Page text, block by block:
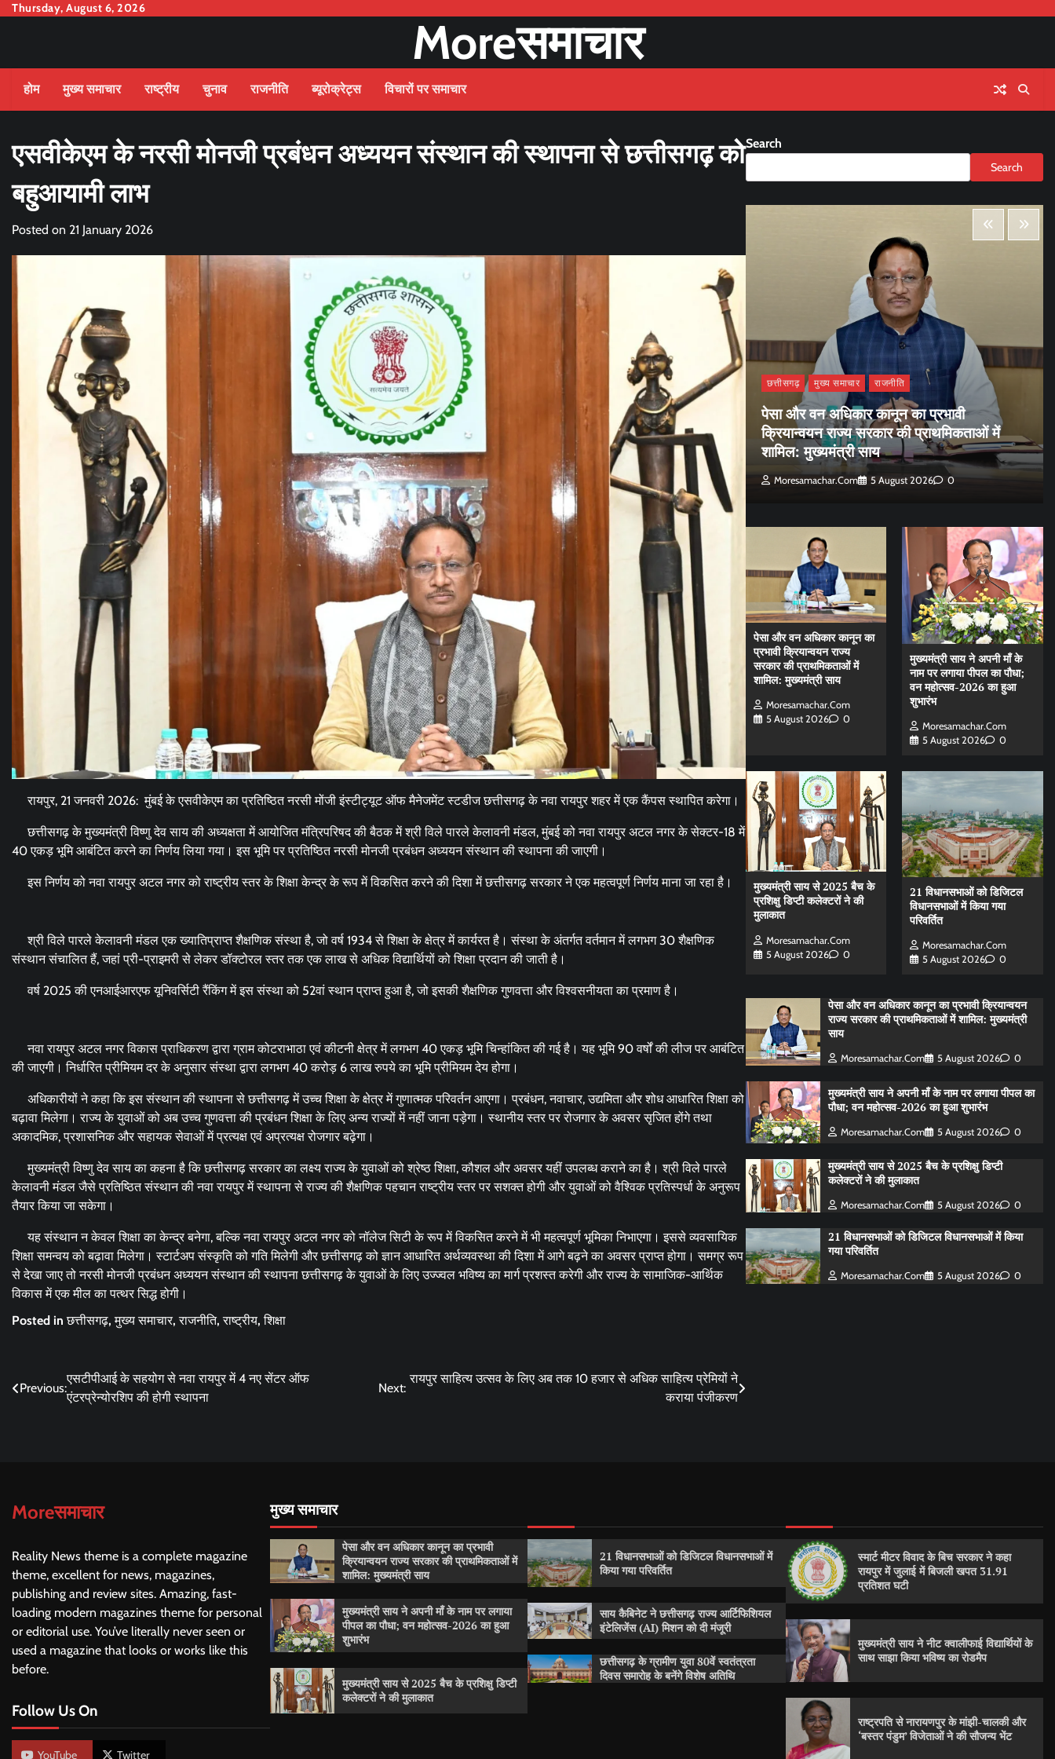
SkipThursday, August 6, 2026
Moreसमाचार
होम मुख्य समाचार राष्ट्रीय चुनाव राजनीति ब्यूरोक्रेट्स विचारों पर समाचार
एसवीकेएम के नरसी मोनजी प्रबंधन अध्ययन संस्थान की स्थापना से छत्तीसगढ़ को
बहुआयामी लाभ
Posted on 21 January 2026
रायपुर, 21 जनवरी 2026: मुंबई के एसवीकेएम का प्रतिष्ठित नरसी मोंजी इंस्टीट्यूट ऑफ मैनेजमेंट स्टडीज छत्तीसगढ़ के नवा रायपुर शहर में एक कैंपस स्थापित करेगा।
छत्तीसगढ़ के मुख्यमंत्री विष्णु देव साय की अध्यक्षता में आयोजित मंत्रिपरिषद की बैठक में श्री विले पारले केलावनी मंडल, मुंबई को नवा रायपुर अटल नगर के सेक्टर-18 में
40 एकड़ भूमि आबंटित करने का निर्णय लिया गया। इस भूमि पर प्रतिष्ठित नरसी मोनजी प्रबंधन अध्ययन संस्थान की स्थापना की जाएगी।
इस निर्णय को नवा रायपुर अटल नगर को राष्ट्रीय स्तर के शिक्षा केन्द्र के रूप में विकसित करने की दिशा में छत्तीसगढ़ सरकार ने एक महत्वपूर्ण निर्णय माना जा रहा है।
श्री विले पारले केलावनी मंडल एक ख्यातिप्राप्त शैक्षणिक संस्था है, जो वर्ष 1934 से शिक्षा के क्षेत्र में कार्यरत है। संस्था के अंतर्गत वर्तमान में लगभग 30 शैक्षणिक
संस्थान संचालित हैं, जहां प्री-प्राइमरी से लेकर डॉक्टोरल स्तर तक एक लाख से अधिक विद्यार्थियों को शिक्षा प्रदान की जाती है।
वर्ष 2025 की एनआईआरएफ यूनिवर्सिटी रैंकिंग में इस संस्था को 52वां स्थान प्राप्त हुआ है, जो इसकी शैक्षणिक गुणवत्ता और विश्वसनीयता का प्रमाण है।
नवा रायपुर अटल नगर विकास प्राधिकरण द्वारा ग्राम कोटराभाठा एवं कीटनी क्षेत्र में लगभग 40 एकड़ भूमि चिन्हांकित की गई है। यह भूमि 90 वर्षों की लीज पर आबंटित
की जाएगी। निर्धारित प्रीमियम दर के अनुसार संस्था द्वारा लगभग 40 करोड़ 6 लाख रुपये का भूमि प्रीमियम देय होगा।
अधिकारीयों ने कहा कि इस संस्थान की स्थापना से छत्तीसगढ़ में उच्च शिक्षा के क्षेत्र में गुणात्मक परिवर्तन आएगा। प्रबंधन, नवाचार, उद्यमिता और शोध आधारित शिक्षा को
बढ़ावा मिलेगा। राज्य के युवाओं को अब उच्च गुणवत्ता की प्रबंधन शिक्षा के लिए अन्य राज्यों में नहीं जाना पड़ेगा। स्थानीय स्तर पर रोजगार के अवसर सृजित होंगे तथा
अकादमिक, प्रशासनिक और सहायक सेवाओं में प्रत्यक्ष एवं अप्रत्यक्ष रोजगार बढ़ेगा।
मुख्यमंत्री विष्णु देव साय का कहना है कि छत्तीसगढ़ सरकार का लक्ष्य राज्य के युवाओं को श्रेष्ठ शिक्षा, कौशल और अवसर यहीं उपलब्ध कराने का है। श्री विले पारले
केलावनी मंडल जैसे प्रतिष्ठित संस्थान की नवा रायपुर में स्थापना से राज्य की शैक्षणिक पहचान राष्ट्रीय स्तर पर सशक्त होगी और युवाओं को वैश्विक प्रतिस्पर्धा के अनुरूप
तैयार किया जा सकेगा।
यह संस्थान न केवल शिक्षा का केन्द्र बनेगा, बल्कि नवा रायपुर अटल नगर को नॉलेज सिटी के रूप में विकसित करने में भी महत्वपूर्ण भूमिका निभाएगा। इससे व्यवसायिक
शिक्षा समन्वय को बढ़ावा मिलेगा। स्टार्टअप संस्कृति को गति मिलेगी और छत्तीसगढ़ को ज्ञान आधारित अर्थव्यवस्था की दिशा में आगे बढ़ने का अवसर प्राप्त होगा। समग्र रूप
से देखा जाए तो नरसी मोनजी प्रबंधन अध्ययन संस्थान की स्थापना छत्तीसगढ़ के युवाओं के लिए उज्ज्वल भविष्य का मार्ग प्रशस्त करेगी और राज्य के सामाजिक-आर्थिक
विकास में एक मील का पत्थर सिद्ध होगी।
Posted inछत्तीसगढ़,मुख्य समाचार,राजनीति,राष्ट्रीय,शिक्षा
Post
navigation
Previous:
एसटीपीआई के सहयोग से नवा रायपुर में 4 नए सेंटर ऑफ
एंटरप्रेन्योरशिप की होगी स्थापना
Next:
रायपुर साहित्य उत्सव के लिए अब तक 10 हजार से अधिक साहित्य प्रेमियों ने
कराया पंजीकरण
Search
Search
छत्तीसगढ़
राजनीति
वित्त और व्यापार
साय कैबिनेट ने छत्तीसगढ़ राज्य आर्टिफिशियल
इंटेलिजेंस (AI) मिशन को दी मंजूरी
Moresamachar.com 5 August 2026 0
छत्तीसगढ़ मुख्य समाचार राजनीति
पेसा और वन अधिकार कानून का प्रभावी
क्रियान्वयन राज्य सरकार की प्राथमिकताओं में
शामिल: मुख्यमंत्री साय
Moresamachar.com 5 August 2026 0
पेसा और वन अधिकार कानून का
प्रभावी क्रियान्वयन राज्य
सरकार की प्राथमिकताओं में
शामिल: मुख्यमंत्री साय
Moresamachar.com
5 August 2026
0
मुख्यमंत्री साय ने अपनी माँ के
नाम पर लगाया पीपल का पौधा;
वन महोत्सव-2026 का हुआ
शुभारंभ
Moresamachar.com
5 August 2026
0
मुख्यमंत्री साय से 2025 बैच के
प्रशिक्षु डिप्टी कलेक्टरों ने की
मुलाकात
Moresamachar.com
5 August 2026
0
21 विधानसभाओं को डिजिटल
विधानसभाओं में किया गया
परिवर्तित
Moresamachar.com
5 August 2026
0
पेसा और वन अधिकार कानून का प्रभावी क्रियान्वयन
राज्य सरकार की प्राथमिकताओं में शामिल: मुख्यमंत्री
साय
Moresamachar.com 5 August 2026 0
मुख्यमंत्री साय ने अपनी माँ के नाम पर लगाया पीपल का
पौधा; वन महोत्सव-2026 का हुआ शुभारंभ
Moresamachar.com 5 August 2026 0
मुख्यमंत्री साय से 2025 बैच के प्रशिक्षु डिप्टी
कलेक्टरों ने की मुलाकात
Moresamachar.com 5 August 2026 0
21 विधानसभाओं को डिजिटल विधानसभाओं में किया
गया परिवर्तित
Moresamachar.com 5 August 2026 0
Moreसमाचार
Reality News theme is a complete magazine
theme, excellent for news, magazines,
publishing and review sites. Amazing, fast-
loading modern magazines theme for personal
or editorial use. You’ve literally never seen or
used a magazine that looks or works like this
before.
Follow Us On
YouTube Twitter
मुख्य समाचार
पेसा और वन अधिकार कानून का प्रभावी
क्रियान्वयन राज्य सरकार की प्राथमिकताओं में
शामिल: मुख्यमंत्री साय
मुख्यमंत्री साय ने अपनी माँ के नाम पर लगाया
पीपल का पौधा; वन महोत्सव-2026 का हुआ
शुभारंभ
मुख्यमंत्री साय से 2025 बैच के प्रशिक्षु डिप्टी
कलेक्टरों ने की मुलाकात
21 विधानसभाओं को डिजिटल विधानसभाओं में
किया गया परिवर्तित
साय कैबिनेट ने छत्तीसगढ़ राज्य आर्टिफिशियल
इंटेलिजेंस (AI) मिशन को दी मंजूरी
छत्तीसगढ़ के ग्रामीण युवा 80वें स्वतंत्रता
दिवस समारोह के बनेंगे विशेष अतिथि
स्मार्ट मीटर विवाद के बिच सरकार ने कहा
रायपुर में जुलाई में बिजली खपत 31.91
प्रतिशत घटी
मुख्यमंत्री साय ने नीट क्वालीफाई विद्यार्थियों के
साथ साझा किया भविष्य का रोडमैप
राष्ट्रपति से नारायणपुर के मांझी-चालकी और
‘बस्तर पंडुम’ विजेताओं ने की सौजन्य भेंट